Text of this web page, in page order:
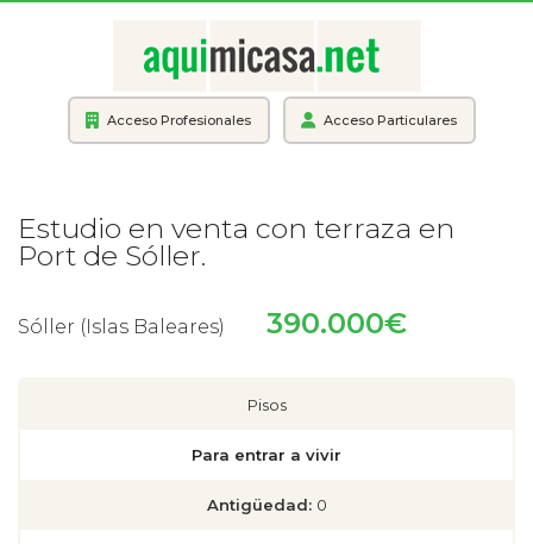
Acceso Profesionales Acceso Particulares
Estudio en venta con terraza en
Port de Sóller.
Sóller (Islas Baleares) 390.000€
Pisos
Para entrar a vivir
Antigüedad: 0